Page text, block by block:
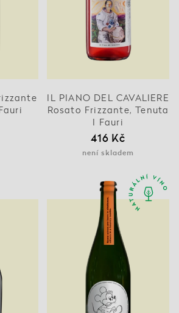
IL PIANO DEL CAVALIERE
Rosato Frizzante, Tenuta
I Fauri
416 Kč
není skladem